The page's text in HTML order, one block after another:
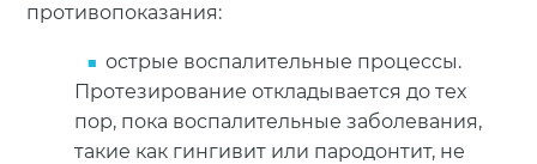
противопоказания:
острые воспалительные процессы.
Протезирование откладывается до тех
пор, пока воспалительные заболевания,
такие как гингивит или пародонтит, не